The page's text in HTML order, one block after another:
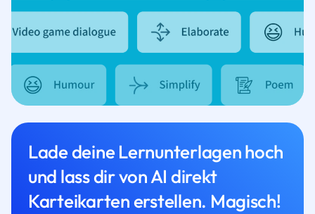
Lade deine Lernunterlagen hoch
und lass dir von AI direkt
Karteikarten erstellen. Magisch!